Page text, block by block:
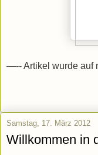
—-- Artikel wurde auf
Samstag, 17. März 2012
Willkommen in